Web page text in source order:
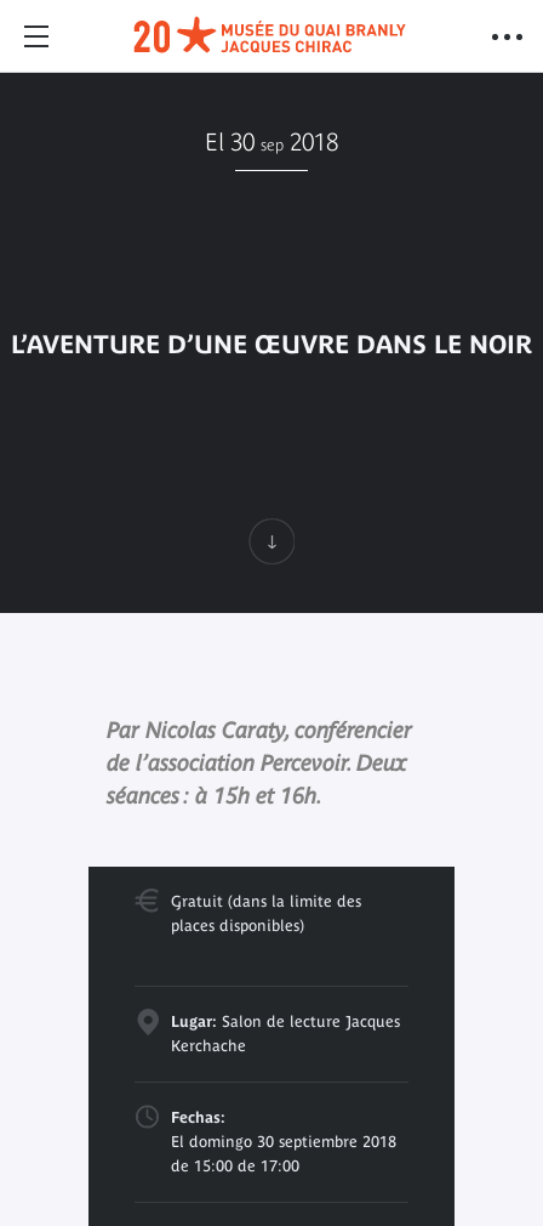
El 30 sep 2018
L’AVENTURE D’UNE ŒUVRE DANS LE NOIR
Par Nicolas Caraty, conférencier
de l’association Percevoir. Deux
séances : à 15h et 16h.
Gratuit (dans la limite des
places disponibles)
Lugar: Salon de lecture Jacques
Kerchache
Fechas:
El domingo 30 septiembre 2018
de 15:00 de 17:00